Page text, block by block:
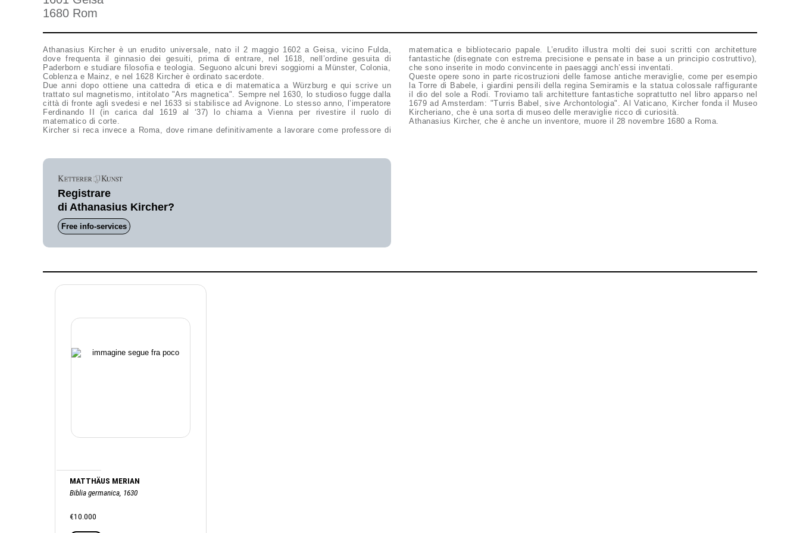
1680 Rom
Athanasius Kircher è un erudito universale, nato il 2 maggio 1602 a Geisa, vicino Fulda,
dove frequenta il ginnasio dei gesuiti, prima di entrare, nel 1618, nell’ordine gesuita di
Paderborn e studiare filosofia e teologia. Seguono alcuni brevi soggiorni a Münster, Colonia,
Coblenza e Mainz, e nel 1628 Kircher è ordinato sacerdote.
Due anni dopo ottiene una cattedra di etica e di matematica a Würzburg e qui scrive un
trattato sul magnetismo, intitolato "Ars magnetica". Sempre nel 1630, lo studioso fugge dalla
città di fronte agli svedesi e nel 1633 si stabilisce ad Avignone. Lo stesso anno, l’imperatore
Ferdinando II (in carica dal 1619 al ‘37) lo chiama a Vienna per rivestire il ruolo di
matematico di corte.
Kircher si reca invece a Roma, dove rimane definitivamente a lavorare come professore di
matematica e bibliotecario papale. L’erudito illustra molti dei suoi scritti con architetture
fantastiche (disegnate con estrema precisione e pensate in base a un principio costruttivo),
che sono inserite in modo convincente in paesaggi anch’essi inventati.
Queste opere sono in parte ricostruzioni delle famose antiche meraviglie, come per esempio
la Torre di Babele, i giardini pensili della regina Semiramis e la statua colossale raffigurante
il dio del sole a Rodi. Troviamo tali architetture fantastiche soprattutto nel libro apparso nel
1679 ad Amsterdam: "Turris Babel, sive Archontologia". Al Vaticano, Kircher fonda il Museo
Kircheriano, che è una sorta di museo delle meraviglie ricco di curiosità.
Athanasius Kircher, che è anche un inventore, muore il 28 novembre 1680 a Roma.
Registrare
di Athanasius Kircher?
Free info-services
MATTHÄUS MERIAN
Biblia germanica, 1630
€10.000